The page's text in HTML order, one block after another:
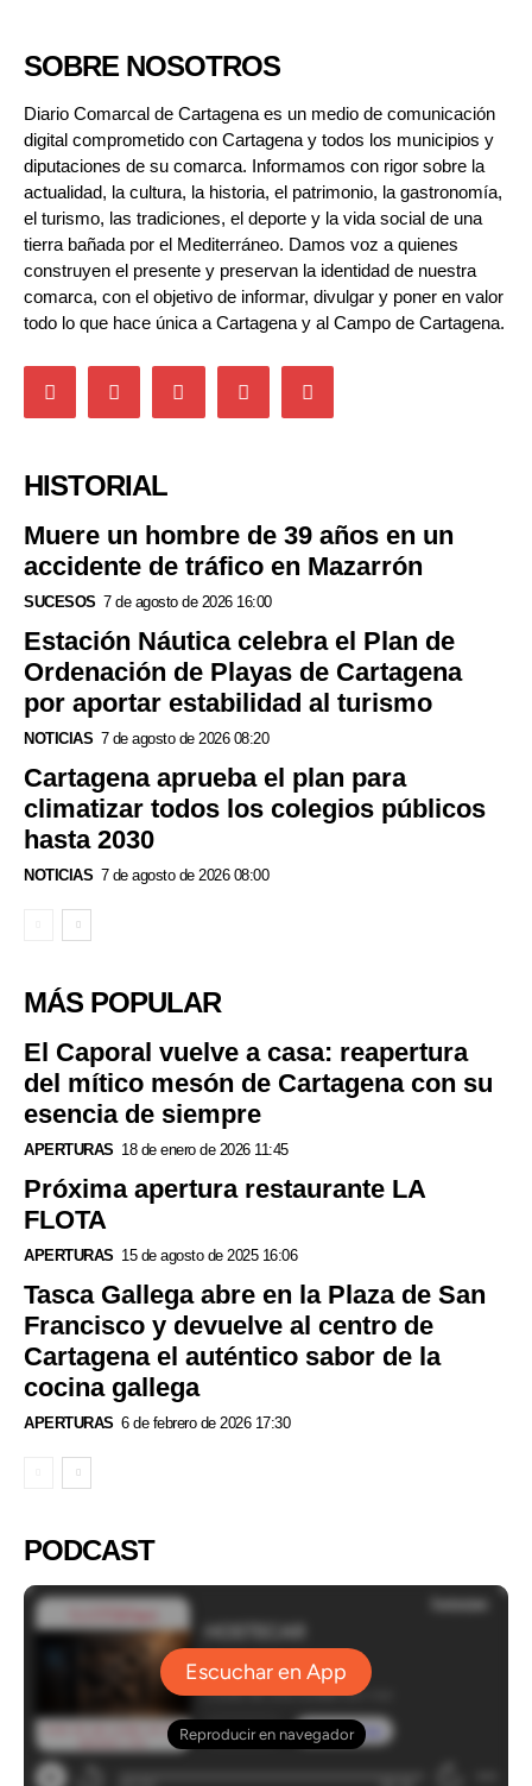
SOBRE NOSOTROS
Diario Comarcal de Cartagena es un medio de comunicación
digital comprometido con Cartagena y todos los municipios y
diputaciones de su comarca. Informamos con rigor sobre la
actualidad, la cultura, la historia, el patrimonio, la gastronomía,
el turismo, las tradiciones, el deporte y la vida social de una
tierra bañada por el Mediterráneo. Damos voz a quienes
construyen el presente y preservan la identidad de nuestra
comarca, con el objetivo de informar, divulgar y poner en valor
todo lo que hace única a Cartagena y al Campo de Cartagena.
HISTORIAL
Muere un hombre de 39 años en un
accidente de tráfico en Mazarrón
SUCESOS 7 de agosto de 2026 16:00
Estación Náutica celebra el Plan de
Ordenación de Playas de Cartagena
por aportar estabilidad al turismo
NOTICIAS 7 de agosto de 2026 08:20
Cartagena aprueba el plan para
climatizar todos los colegios públicos
hasta 2030
NOTICIAS 7 de agosto de 2026 08:00
MÁS POPULAR
El Caporal vuelve a casa: reapertura
del mítico mesón de Cartagena con su
esencia de siempre
APERTURAS 18 de enero de 2026 11:45
Próxima apertura restaurante LA
FLOTA
APERTURAS 15 de agosto de 2025 16:06
Tasca Gallega abre en la Plaza de San
Francisco y devuelve al centro de
Cartagena el auténtico sabor de la
cocina gallega
APERTURAS 6 de febrero de 2026 17:30
PODCAST